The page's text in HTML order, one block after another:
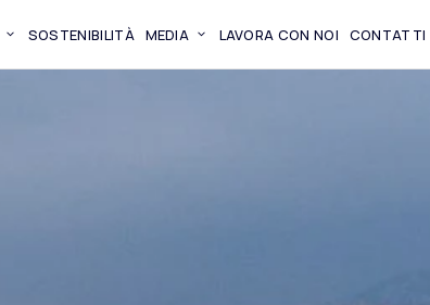
SOSTENIBILITÀ MEDIA LAVORA CON NOI CONTATTI